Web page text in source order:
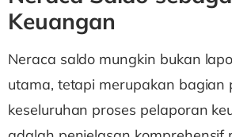
Keuangan
Neraca saldo mungkin bukan
utama, tetapi merupakan bagian
keseluruhan proses pelaporan